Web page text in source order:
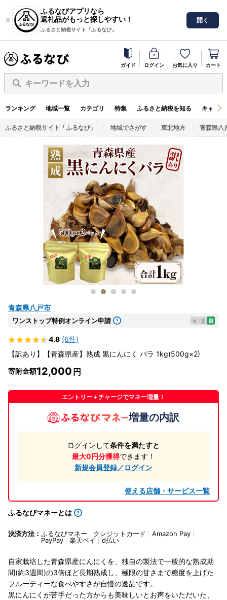
ふるなびアプリなら
返礼品がもっと探しやすい！
ふるさと納税サイト「ふるなび」
開く
ガイド ログイン お気に入り カート
キーワードを入力
ランキング 地域一覧 カテゴリ 特集 ふるさと納税を知る キャン
ふるさと納税サイト「ふるなび」 地域でさがす 東北地方 青森県八
青森県八戸市
ワンストップ特例オンライン申請 e ま 自
4.8 (6件)
【訳あり】【青森県産】熟成 黒にんにく バラ 1kg(500g×2)
寄附金額12,000
エントリー＋チャージでマネー増量！
増量の内訳
ログインして条件を満たすと
最大0円分獲得できます！
新規会員登録／ログイン
使える店舗・サービス一覧
ふるなびマネーとは
決済方法： ふるなびマネー クレジットカード
Amazon Pay
PayPay
楽天ペイ d払い
自家栽培した青森県産にんにくを、独自の製法で一般的な熟成期
間(約3週間)の3倍ほど長期熟成し、極限の甘さまで糖度を上げた
フルーティーな食べやすさが自慢の逸品です。
黒にんにくが苦手だった方からも美味しいとお声をいただいた、